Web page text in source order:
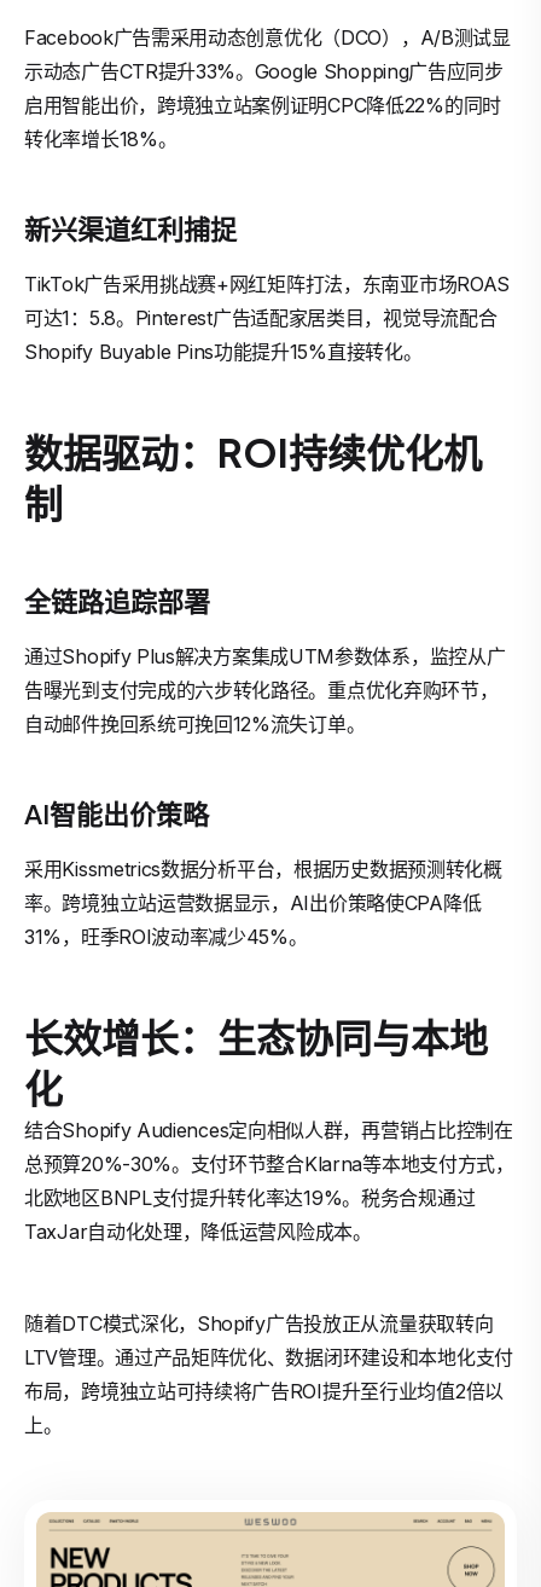
Facebook广告需采用动态创意优化（DCO），A/B测试显
示动态广告CTR提升33%。Google Shopping广告应同步
启用智能出价，跨境独立站案例证明CPC降低22%的同时
转化率增长18%。
新兴渠道红利捕捉
TikTok广告采用挑战赛+网红矩阵打法，东南亚市场ROAS
可达1：5.8。Pinterest广告适配家居类目，视觉导流配合
Shopify Buyable Pins功能提升15%直接转化。
数据驱动：ROI持续优化机
制
全链路追踪部署
通过Shopify Plus解决方案集成UTM参数体系，监控从广
告曝光到支付完成的六步转化路径。重点优化弃购环节，
自动邮件挽回系统可挽回12%流失订单。
AI智能出价策略
采用Kissmetrics数据分析平台，根据历史数据预测转化概
率。跨境独立站运营数据显示，AI出价策略使CPA降低
31%，旺季ROI波动率减少45%。
长效增长：生态协同与本地
化
结合Shopify Audiences定向相似人群，再营销占比控制在
总预算20%-30%。支付环节整合Klarna等本地支付方式，
北欧地区BNPL支付提升转化率达19%。税务合规通过
TaxJar自动化处理，降低运营风险成本。
随着DTC模式深化，Shopify广告投放正从流量获取转向
LTV管理。通过产品矩阵优化、数据闭环建设和本地化支付
布局，跨境独立站可持续将广告ROI提升至行业均值2倍以
上。